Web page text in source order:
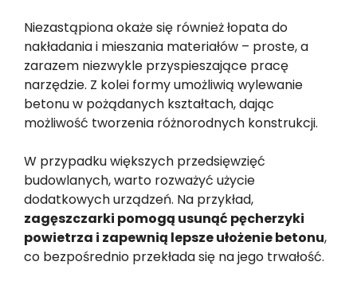
Niezastąpiona okaże się również łopata do
nakładania i mieszania materiałów – proste, a
zarazem niezwykle przyspieszające pracę
narzędzie. Z kolei formy umożliwią wylewanie
betonu w pożądanych kształtach, dając
możliwość tworzenia różnorodnych konstrukcji.
W przypadku większych przedsięwzięć
budowlanych, warto rozważyć użycie
dodatkowych urządzeń. Na przykład,
zagęszczarki pomogą usunąć pęcherzyki
powietrza i zapewnią lepsze ułożenie betonu,
co bezpośrednio przekłada się na jego trwałość.